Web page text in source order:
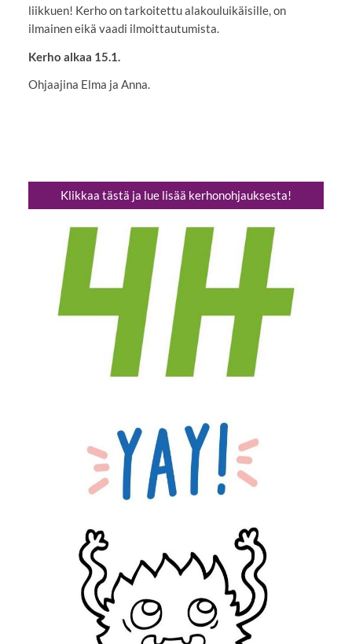
liikkuen! Kerho on tarkoitettu alakouluikäisille, on
ilmainen eikä vaadi ilmoittautumista.
Kerho alkaa 15.1.
Ohjaajina Elma ja Anna.
Klikkaa tästä ja lue lisää kerhonohjauksesta!